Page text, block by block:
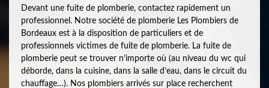
Devant une fuite de plomberie, contactez rapidement un
professionnel. Notre société de plomberie Les Plombiers de
Bordeaux est à la disposition de particuliers et de
professionnels victimes de fuite de plomberie. La fuite de
plomberie peut se trouver n’importe où (au niveau du wc qui
déborde, dans la cuisine, dans la salle d’eau, dans le circuit du
chauffage…). Nos plombiers arrivés sur place recherchent